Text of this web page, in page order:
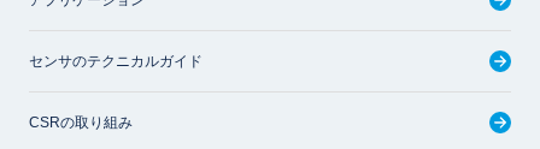
センサのテクニカルガイド
CSRの取り組み